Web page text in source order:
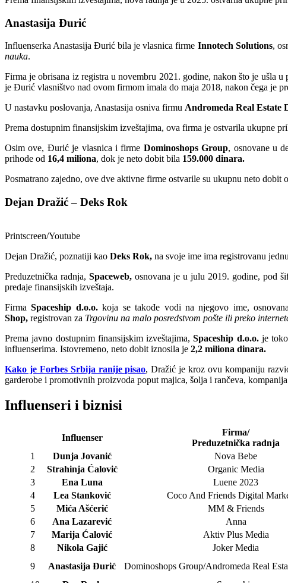
Anastasija Đurić
Influenserka Anastasija Đurić bila je vlasnica firme Innotech Solutions,
nauka.
Firma je obrisana iz registra u novembru 2021. godine, nakon što je ušla
je Đurić vlasništvo nad ovom firmom imala do maja 2018, nakon čega je
U nastavku poslovanja, Anastasija osniva firmu Andromeda Real Estate
Prema dostupnim finansijskim izveštajima, ova firma je ostvarila ukupne
Osim ove, Đurić je vlasnica i firme Dominoshops Group, osnovane u
prihode od 16,4 miliona, dok je neto dobit bila 159.000 dinara.
Posmatrano zajedno, ove dve aktivne firme ostvarile su ukupnu neto dobit
Dejan Dražić – Deks Rok
Printscreen/Youtube
Dejan Dražić, poznatiji kao Deks Rok, na svoje ime ima registrovanu
Preduzetnička radnja,Spaceweb,osnovana je u julu 2019. godine, pod
predaje finansijskih izveštaja.
FirmaSpaceship d.o.o.koja se takođe vodi na njegovo ime,
Shop, registrovan za Trgovinu na malo posredstvom pošte ili preko
Prema javno dostupnim finansijskim izveštajima,Spaceship d.o.o. je
influenserima. Istovremeno, neto dobit iznosila je 2,2 miliona dinara.
Kako je Forbes Srbija ranije pisao, Dražić je kroz ovu kompaniju
garderobe i promotivnih proizvoda poput majica, šolja i rančeva,
Influenseri i biznisi
Influenser
Firma/
Preduzetnička radnja
1
Dunja Jovanić Nova Bebe
2
Strahinja Ćalović Organic Media
3
Ena Luna Luene 2023
4
Lea Stanković Coco And Friends Digital
5
Mića Ašćerić MM & Friends
6
Ana Lazarević Anna
7
Marija Ćalović Aktiv Plus Media
8
Nikola Gajić Joker Media
9
Anastasija Đurić Dominoshops Group/Andromeda Real